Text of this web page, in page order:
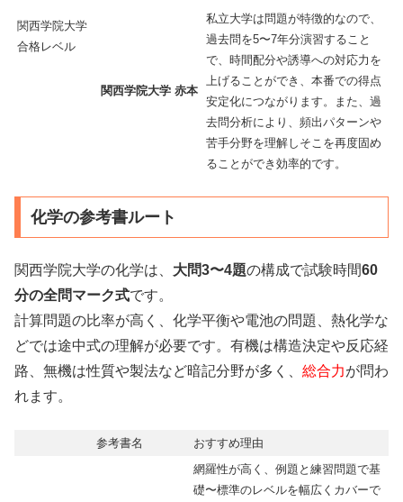
関西学院大学
合格レベル
関西学院大学 赤本
私立大学は問題が特徴的なので、
過去問を5〜7年分演習すること
で、時間配分や誘導への対応力を
上げることができ、本番での得点
安定化につながります。また、過
去問分析により、頻出パターンや
苦手分野を理解しそこを再度固め
ることができ効率的です。
化学の参考書ルート
関西学院大学の化学は、 大問3〜4題の構成で試験時間60
分の全問マーク式です。
計算問題の比率が高く、化学平衡や電池の問題、熱化学な
どでは途中式の理解が必要です。有機は構造決定や反応経
路、無機は性質や製法など暗記分野が多く、 総合力が問わ
れます。
参考書名 おすすめ理由
網羅性が高く、例題と練習問題で基
礎〜標準のレベルを幅広くカバーで